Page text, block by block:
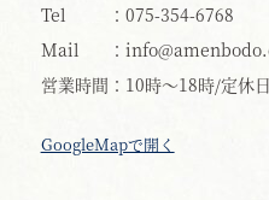
Tel
075-354-6768
Mail
営業時間
10時〜18時/定休
GoogleMapで開く